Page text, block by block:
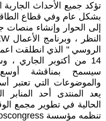
تؤكد جميع الأحداث
بشكل عام وفي قطاع
إلى الحوار وإنشاء منصات
الروسي " الذي انطلقت
14 من أكتوبر الجاري
سيسمح بمناقشة
والموضوعات التي تعتبر
يعد المنتدى أحد المنابر
الحالية في تطوير مجمع